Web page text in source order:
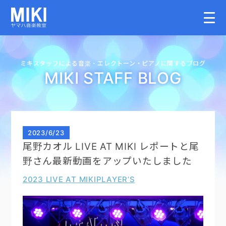
HOME
大人のコース
講師募集情報
イベント情報
ミキスタッフによる音楽・エレクトーン・ ピアノに関するブログ
MIKI STAFF BLOG
2023/6/23
尾野カオル LIVE AT MIKI レポートと尾
野さん最新動画をアップいたしました
2023 LIVE AT MIKIPLAYER’S